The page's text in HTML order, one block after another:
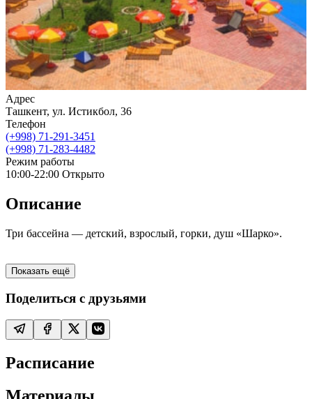
Адрес
Ташкент, ул. Истикбол, 36
Телефон
(+998) 71-291-3451
(+998) 71-283-4482
Режим работы
10:00-22:00 Открыто
Описание
Три бассейна — детский, взрослый, горки, душ «Шарко».
Показать ещё
Поделиться с друзьями
Расписание